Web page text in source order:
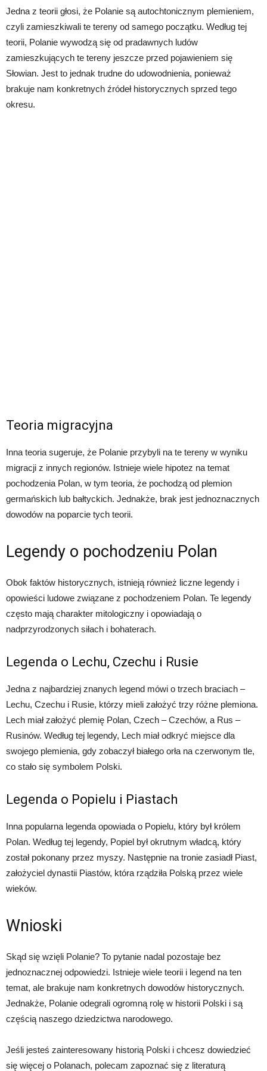
Jedna z teorii głosi, że Polanie są autochtonicznym plemieniem,
czyli zamieszkiwali te tereny od samego początku. Według tej
teorii, Polanie wywodzą się od pradawnych ludów
zamieszkujących te tereny jeszcze przed pojawieniem się
Słowian. Jest to jednak trudne do udowodnienia, ponieważ
brakuje nam konkretnych źródeł historycznych sprzed tego
okresu.
Teoria migracyjna
Inna teoria sugeruje, że Polanie przybyli na te tereny w wyniku
migracji z innych regionów. Istnieje wiele hipotez na temat
pochodzenia Polan, w tym teoria, że pochodzą od plemion
germańskich lub bałtyckich. Jednakże, brak jest jednoznacznych
dowodów na poparcie tych teorii.
Legendy o pochodzeniu Polan
Obok faktów historycznych, istnieją również liczne legendy i
opowieści ludowe związane z pochodzeniem Polan. Te legendy
często mają charakter mitologiczny i opowiadają o
nadprzyrodzonych siłach i bohaterach.
Legenda o Lechu, Czechu i Rusie
Jedna z najbardziej znanych legend mówi o trzech braciach –
Lechu, Czechu i Rusie, którzy mieli założyć trzy różne plemiona.
Lech miał założyć plemię Polan, Czech – Czechów, a Rus –
Rusinów. Według tej legendy, Lech miał odkryć miejsce dla
swojego plemienia, gdy zobaczył białego orła na czerwonym tle,
co stało się symbolem Polski.
Legenda o Popielu i Piastach
Inna popularna legenda opowiada o Popielu, który był królem
Polan. Według tej legendy, Popiel był okrutnym władcą, który
został pokonany przez myszy. Następnie na tronie zasiadł Piast,
założyciel dynastii Piastów, która rządziła Polską przez wiele
wieków.
Wnioski
Skąd się wzięli Polanie? To pytanie nadal pozostaje bez
jednoznacznej odpowiedzi. Istnieje wiele teorii i legend na ten
temat, ale brakuje nam konkretnych dowodów historycznych.
Jednakże, Polanie odegrali ogromną rolę w historii Polski i są
częścią naszego dziedzictwa narodowego.
Jeśli jesteś zainteresowany historią Polski i chcesz dowiedzieć
się więcej o Polanach, polecam zapoznać się z literaturą